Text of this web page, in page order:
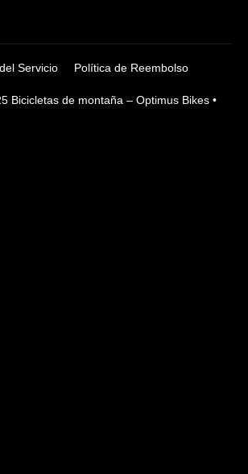
Bicicletas de montaña – Optimus Bikes •
Servicio Política de Reembolso